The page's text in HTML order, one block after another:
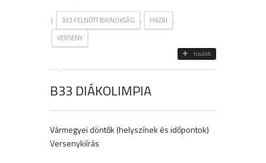
| 3X3 FELNŐTT BAJNOKSÁG , HAZAI ,
VERSENY
tovább
B33 DIÁKOLIMPIA
Vármegyei döntők (helyszínek és időpontok)
Versenykiírás